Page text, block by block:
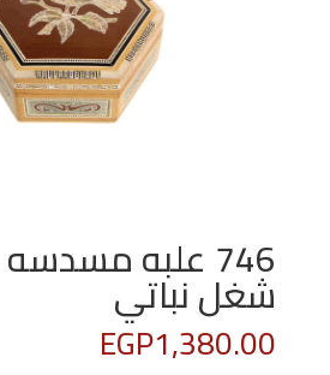
شغل نباتي
EGP1,380.00